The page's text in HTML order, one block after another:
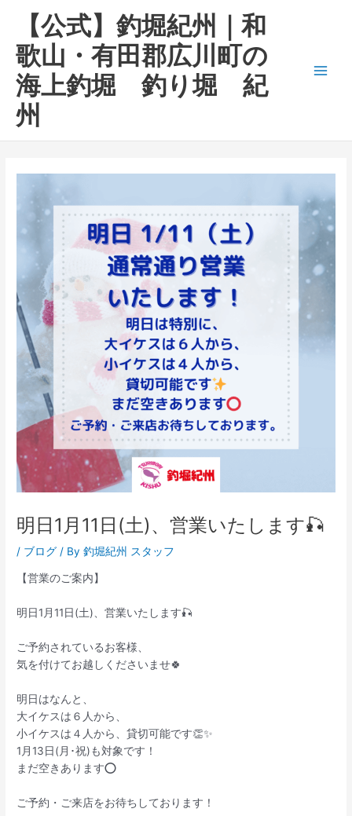
【公式】釣堀紀州｜和
歌山・有田郡広川町の
海上釣堀 釣り堀 紀
州
明日1月11日(土)、営業いたします🎣
/ ブログ / By釣堀紀州 スタッフ
【営業のご案内】
明日1月11日(土)、営業いたします🎣
ご予約されているお客様、
気を付けてお越しくださいませ🍀
明日はなんと、
大イケスは６人から、
小イケスは４人から、貸切可能です👏✨
1月13日(月･祝)も対象です！
まだ空きあります⭕
ご予約・ご来店をお待ちしております！